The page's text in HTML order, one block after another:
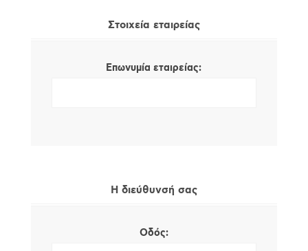
Στοιχεία εταιρείας
Επωνυμία εταιρείας:
Η διεύθυνσή σας
Οδός: